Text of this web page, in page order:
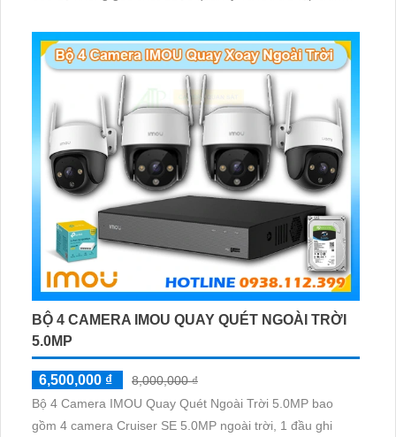
COMBO 4 CAMERA DAHUA KHO XƯỞNG GIÁ
5,500,000 ₫
6,500,000 ₫
Combo 4 Camera Dahua Kho Xưởng tại An Thành Phát
chỉ với 5. 500.000 VNĐ bạn đã sỡ hữu ngay bộ camera
nhà xưởng với 4 mắt camera độ nét 5MP và quay xoay
360 độ không góc chết được quản lý và lưu trữ tập trung
về đầu ghi hình ổ cứng hỗ trợ xem qua tivi